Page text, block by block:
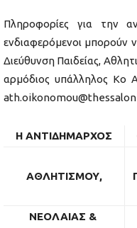
Πληροφορίες για την
ενδιαφερόμενοι μπορούν
Διεύθυνση Παιδείας,
αρμόδιος υπάλληλος Κο
Η ΑΝΤΙΔΗΜΑΡΧΟΣ
ΑΘΛΗΤΙΣΜΟΥ,
ΝΕΟΛΑΙΑΣ &